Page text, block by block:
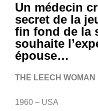
Un médecin
secret de la
fin fond de la
souhaite
épouse…
THE LEECH WOMAN
1960 – USA